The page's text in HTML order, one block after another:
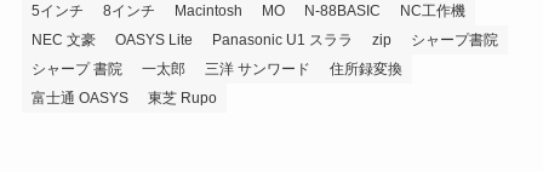
5インチ 8インチ Macintosh MO N-88BASIC
NC工作機
NEC 文豪
OASYS Lite Panasonic U1 スララ zip
シャープ書院
シャープ 書院
一太郎 三洋 サンワード
住所録変換
富士通 OASYS
東芝 Rupo